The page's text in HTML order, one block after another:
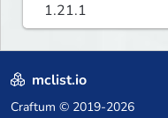
1.21.1
mclist.io
Craftum © 2019-2026